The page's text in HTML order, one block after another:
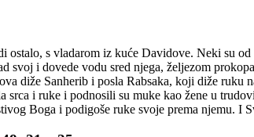
ostalo, s vladarom iz kuće Davidove. Neki su
svoj i dovede vodu sred njega, željezom
diže Sanherib i posla Rabsaka, koji diže ruku
srca i ruke i podnosili su muke kao žene u
Boga i podigoše ruke svoje prema njemu. I